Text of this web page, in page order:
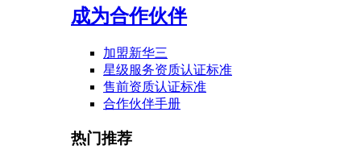
成为合作伙伴
加盟新华三
星级服务资质认证标准
售前资质认证标准
合作伙伴手册
热门推荐